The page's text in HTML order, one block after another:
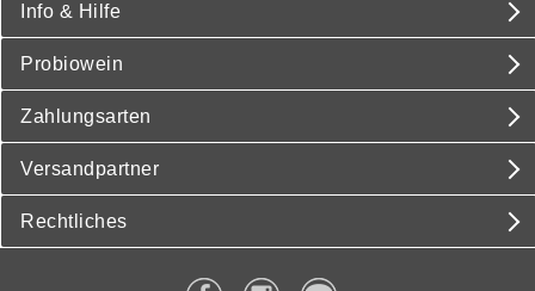
Info & Hilfe
Probiowein
Zahlungsarten
Versandpartner
Rechtliches